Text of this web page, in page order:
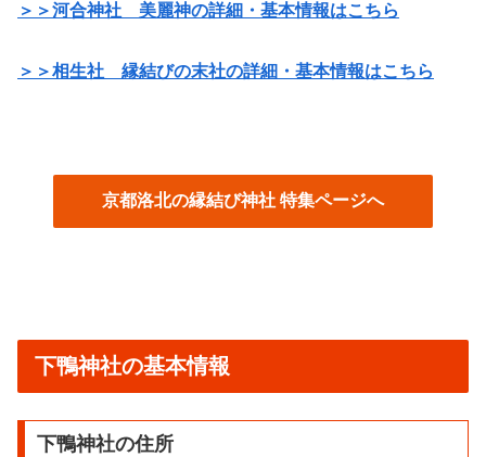
＞＞河合神社 美麗神の詳細・基本情報はこちら
＞＞相生社 縁結びの末社の詳細・基本情報はこちら
京都洛北の縁結び神社 特集ページへ
下鴨神社の基本情報
下鴨神社の住所